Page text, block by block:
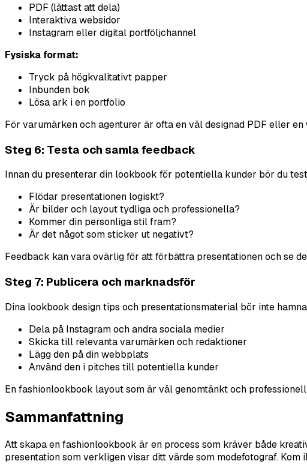
PDF (lättast att dela)
Interaktiva websidor
Instagram eller digital portföljchannel
Fysiska format:
Tryck på högkvalitativt papper
Inbunden bok
Lösa ark i en portfolio
För varumärken och agenturer är ofta en väl designad PDF eller
Steg 6: Testa och samla feedback
Innan du presenterar din lookbook för potentiella kunder bör du
Flödar presentationen logiskt?
Är bilder och layout tydliga och professionella?
Kommer din personliga stil fram?
Är det något som sticker ut negativt?
Feedback kan vara ovärlig för att förbättra presentationen och se
Steg 7: Publicera och marknadsför
Dina lookbook design tips och presentationsmaterial bör inte
Dela på Instagram och andra sociala medier
Skicka till relevanta varumärken och redaktioner
Lägg den på din webbplats
Använd den i pitches till potentiella kunder
En fashionlookbook layout som är väl genomtänkt och
Sammanfattning
Att skapa en fashionlookbook är en process som kräver både
presentation som verkligen visar ditt värde som modefotograf.